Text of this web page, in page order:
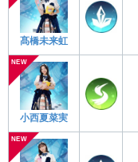
髙橋未来虹
小西夏菜実